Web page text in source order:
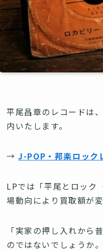
平尾昌章のレコードは、
内いたします。
→J-POP・邦楽ロック
LPでは「平尾とロック
場動向により買取額が
「実家の押し入れから
のではないでしょうか。